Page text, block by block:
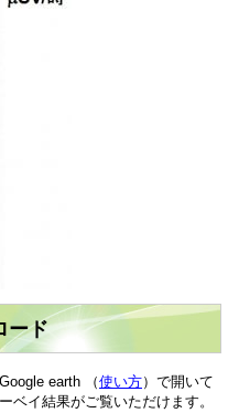
ード
earth （使い方）で開いて
ベイ結果がご覧いただけます。